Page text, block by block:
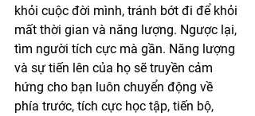
khỏi cuộc đời mình, tránh bớt đi để khỏi
mất thời gian và năng lượng. Ngược lại,
tìm người tích cực mà gần. Năng lượng
và sự tiến lên của họ sẽ truyền cảm
hứng cho bạn luôn chuyển động về
phía trước, tích cực học tập, tiến bộ,